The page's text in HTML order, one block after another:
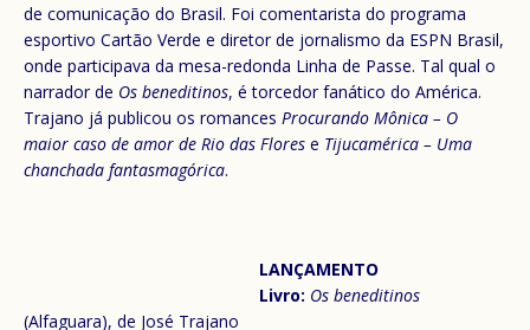
de comunicação do Brasil. Foi comentarista do programa
esportivo Cartão Verde e diretor de jornalismo da ESPN Brasil,
onde participava da mesa-redonda Linha de Passe. Tal qual o
narrador de Os beneditinos, é torcedor fanático do América.
Trajano já publicou os romances Procurando Mônica – O
maior caso de amor de Rio das Flores e Tijucamérica – Uma
chanchada fantasmagórica.
LANÇAMENTO
Livro: Os beneditinos
(Alfaguara), de José Trajano